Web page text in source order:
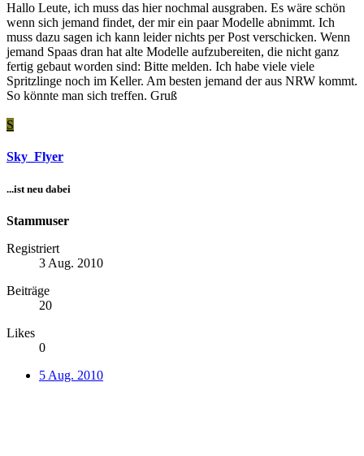
Hallo Leute, ich muss das hier nochmal ausgraben. Es wäre schön
wenn sich jemand findet, der mir ein paar Modelle abnimmt. Ich
muss dazu sagen ich kann leider nichts per Post verschicken. Wenn
jemand Spaas dran hat alte Modelle aufzubereiten, die nicht ganz
fertig gebaut worden sind: Bitte melden. Ich habe viele viele
Spritzlinge noch im Keller. Am besten jemand der aus NRW kommt.
So könnte man sich treffen. Gruß
S
Sky_Flyer
...ist neu dabei
Stammuser
Registriert
3 Aug. 2010
Beiträge
20
Likes
0
5 Aug. 2010